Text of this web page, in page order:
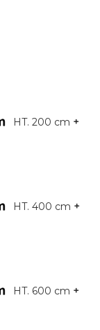
HT. 200 cm +
HT. 400 cm +
HT. 600 cm +